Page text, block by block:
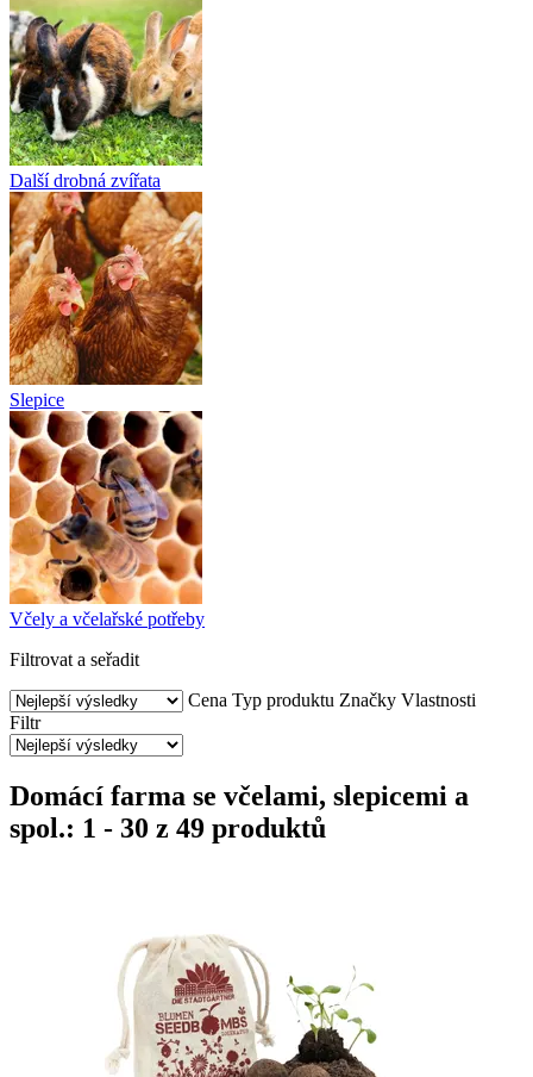
Další drobná zvířata
Slepice
Včely a včelařské potřeby
Filtrovat a seřadit
Cena Typ produktu Značky Vlastnosti
Filtr
Domácí farma se včelami, slepicemi a
spol.: 1 - 30 z 49 produktů